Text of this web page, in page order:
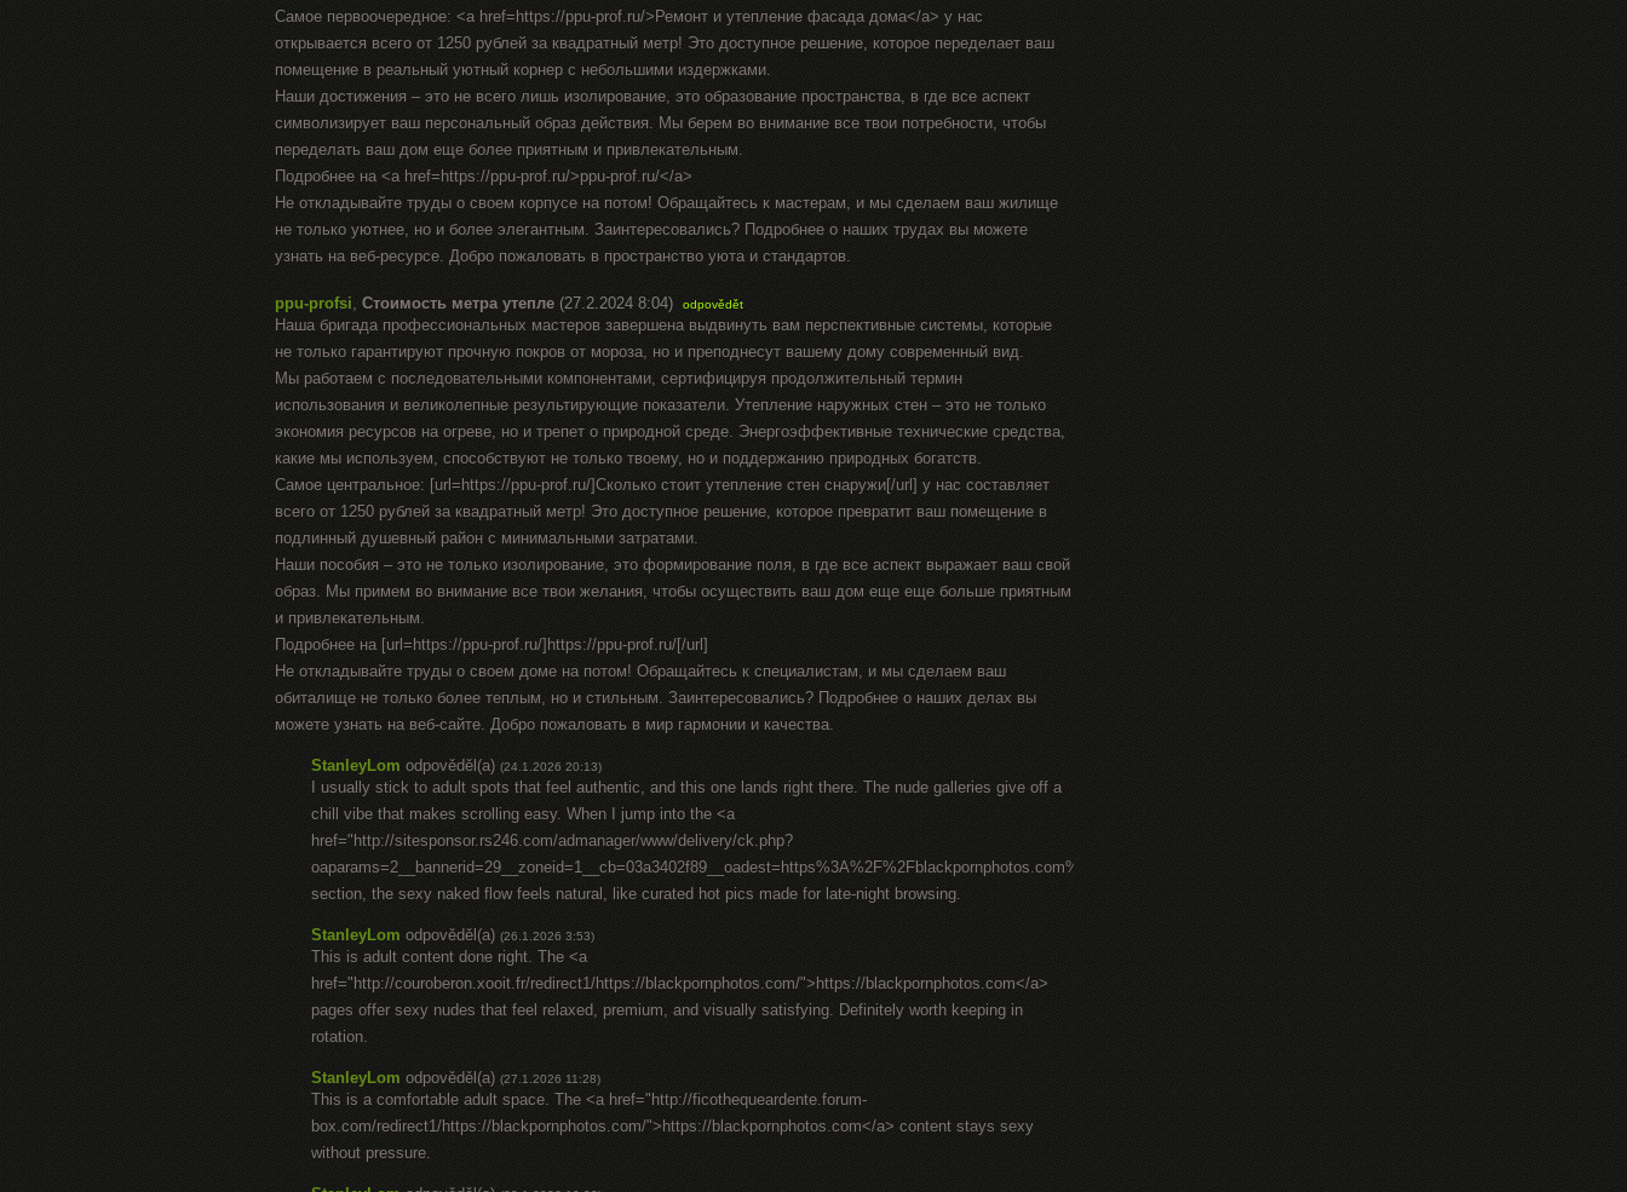
Самое первоочередное: <a href=https://ppu-prof.ru/>Ремонт и утепление фасада дома</a> у нас
открывается всего от 1250 рублей за квадратный метр! Это доступное решение, которое переделает ваш
помещение в реальный уютный корнер с небольшими издержками.
Наши достижения – это не всего лишь изолирование, это образование пространства, в где все аспект
символизирует ваш персональный образ действия. Мы берем во внимание все твои потребности, чтобы
переделать ваш дом еще более приятным и привлекательным.
Подробнее на <a href=https://ppu-prof.ru/>ppu-prof.ru/</a>
Не откладывайте труды о своем корпусе на потом! Обращайтесь к мастерам, и мы сделаем ваш жилище
не только уютнее, но и более элегантным. Заинтересовались? Подробнее о наших трудах вы можете
узнать на веб-ресурсе. Добро пожаловать в пространство уюта и стандартов.
ppu-profsi,Стоимость метра утепле (27.2.2024 8:04) odpovědět
Наша бригада профессиональных мастеров завершена выдвинуть вам перспективные системы, которые
не только гарантируют прочную покров от мороза, но и преподнесут вашему дому современный вид.
Мы работаем с последовательными компонентами, сертифицируя продолжительный термин
использования и великолепные результирующие показатели. Утепление наружных стен – это не только
экономия ресурсов на огреве, но и трепет о природной среде. Энергоэффективные технические средства,
какие мы используем, способствуют не только твоему, но и поддержанию природных богатств.
Самое центральное: [url=https://ppu-prof.ru/]Сколько стоит утепление стен снаружи[/url] у нас составляет
всего от 1250 рублей за квадратный метр! Это доступное решение, которое превратит ваш помещение в
подлинный душевный район с минимальными затратами.
Наши пособия – это не только изолирование, это формирование поля, в где все аспект выражает ваш свой
образ. Мы примем во внимание все твои желания, чтобы осуществить ваш дом еще еще больше приятным
и привлекательным.
Подробнее на [url=https://ppu-prof.ru/]https://ppu-prof.ru/[/url]
Не откладывайте труды о своем доме на потом! Обращайтесь к специалистам, и мы сделаем ваш
обиталище не только более теплым, но и стильным. Заинтересовались? Подробнее о наших делах вы
можете узнать на веб-сайте. Добро пожаловать в мир гармонии и качества.
StanleyLom odpověděl(a) (24.1.2026 20:13)
I usually stick to adult spots that feel authentic, and this one lands right there. The nude galleries give off a
chill vibe that makes scrolling easy. When I jump into the <a
href="http://sitesponsor.rs246.com/admanager/www/delivery/ck.php?
oaparams=2__bannerid=29__zoneid=1__cb=03a3402f89__oadest=https%3A%2F%2Fblackpornphotos.com%2F">BLACKPORNPHOTOS.COM</a>
section, the sexy naked flow feels natural, like curated hot pics made for late-night browsing.
StanleyLom odpověděl(a) (26.1.2026 3:53)
This is adult content done right. The <a
href="http://couroberon.xooit.fr/redirect1/https://blackpornphotos.com/">https://blackpornphotos.com</a>
pages offer sexy nudes that feel relaxed, premium, and visually satisfying. Definitely worth keeping in
rotation.
StanleyLom odpověděl(a) (27.1.2026 11:28)
This is a comfortable adult space. The <a href="http://ficothequeardente.forum-
box.com/redirect1/https://blackpornphotos.com/">https://blackpornphotos.com</a> content stays sexy
without pressure.